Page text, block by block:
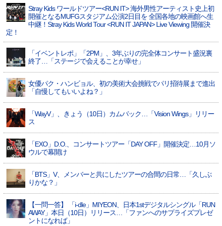
Stray Kids ワールドツアー<RUN IT> 海外男性アーティスト史上初
開催となるMUFGスタジアム公演2日目を 全国各地の映画館へ生
中継！Stray Kids World Tour <RUN IT JAPAN> Live Viewing 開催決
定！
「イベントレポ」「2PM」、3年ぶりの完全体コンサート盛況裏
終了…「ステージで会えることが幸せ」
女優パク・ハンビョル、初の美術大会挑戦でパリ招待展まで進出
「自慢してもいいよね？」
「WayV」、きょう（10日）カムバック…「Vision Wings」リリー
ス
「EXO」D.O.、コンサートツアー「DAY OFF」開催決定…10月ソ
ウルで幕開け
「BTS」V、メンバーと共にしたツアーの合間の日常…「久しぶ
りかな？」
【一問一答】 「i-dle」MIYEON、日本1stデジタルシングル「RUN
AWAY」本日（10日）リリース…「ファンへのサプライズプレゼ
ントになれば」